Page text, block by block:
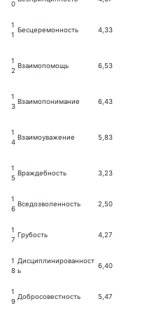
0
1
1
Бесцеремонность 4,33
1
2
Взаимопомощь 6,53
1
3
Взаимопонимание 6,43
1
4
Взаимоуважение 5,83
1
5
Враждебность 3,23
1
6
Вседозволенность 2,50
1
7
Грубость 4,27
1
8
Дисциплинированност
ь
6,40
1
9
Добросовестность 5,47